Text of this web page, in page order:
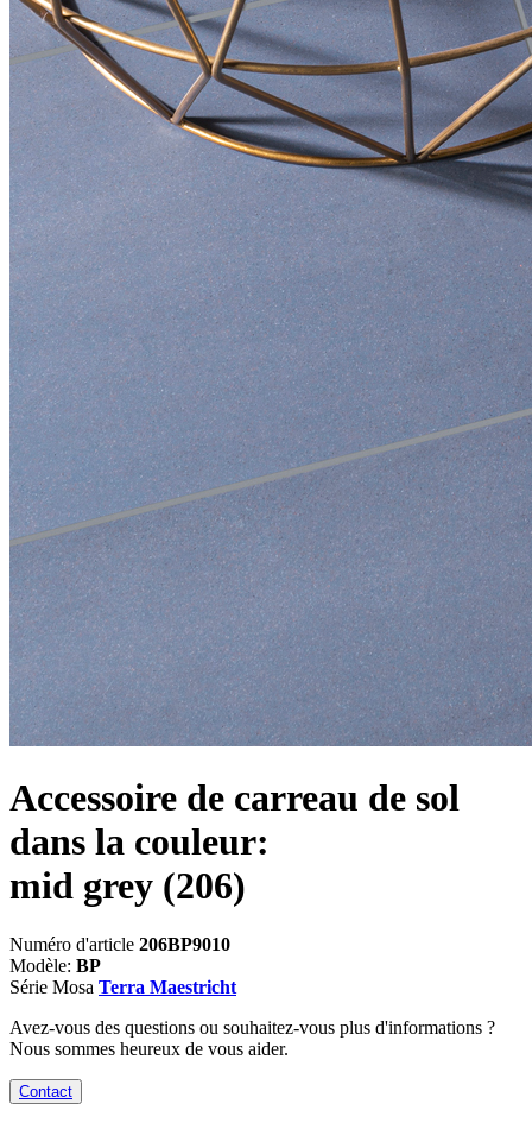
Accessoire de carreau de sol
dans la couleur:
mid grey (206)
Numéro d'article 206BP9010
Modèle: BP
Série Mosa Terra Maestricht
Avez-vous des questions ou souhaitez-vous plus d'informations ?
Nous sommes heureux de vous aider.
Contact